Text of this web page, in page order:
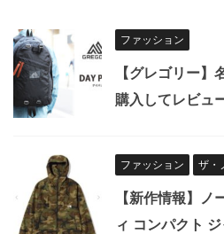
ファッション
【グレゴリー
購入してレビュ
ファッション ザ・
【新作情報】
ィ コンパクト ジ